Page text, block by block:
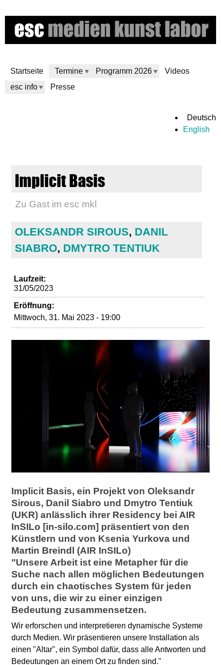
zum
Inhalt
Startseite Termine Programm 2026
Videos
esc info
Presse
m
k
a
b
o
Deutsch
English
Implicit Basis
Zu Gast im esc mkl
OLEKSANDR SIROUS, DANIL
SIABRO, DMYTRO TENTIUK
Laufzeit:
31/05/2023
Eröffnung:
Mittwoch, 31. Mai 2023 - 19:00
Implicit Basis, ein Projekt von Oleksandr
Sirous, Danil Siabro und Dmytro Tentiuk
(UKR) anlässlich ihrer Residency bei AIR
InSILo [in-silo.com] präsentiert von den
Künstlern und von Ksenia Yurkova und
Martin Breindl (AIR InSILo)
"Unsere Arbeit ist eine Metapher für die
Suche nach allen möglichen Bedeutungen
durch ein chaotisches System für jeden
von uns, die wir zu einer einzigen
Bedeutung zusammensetzen.
Wir erforschen und interpretieren dynamische Systeme
durch Medien. Wir präsentieren unsere Installation als
einen "Altar", ein Symbol dafür, dass alle Antworten und
Bedeutungen an einem Ort zu finden sind."